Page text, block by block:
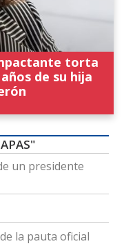
torta
de su hija
un presidente
la pauta oficial